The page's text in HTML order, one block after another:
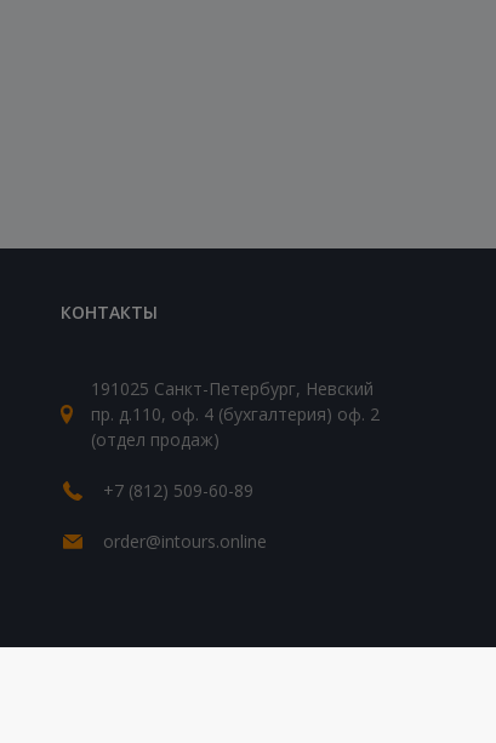
КОНТАКТЫ
191025 Санкт-Петербург, Невский
пр. д.110, оф. 4 (бухгалтерия) оф. 2
(отдел продаж)
+7 (812) 509-60-89
order@intours.online